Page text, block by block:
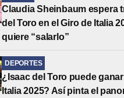
Claudia Sheinbaum espera
del Toro en el Giro de Italia
quiere “salarlo”
DEPORTES
¿Isaac del Toro puede
Italia 2025? Así pinta el